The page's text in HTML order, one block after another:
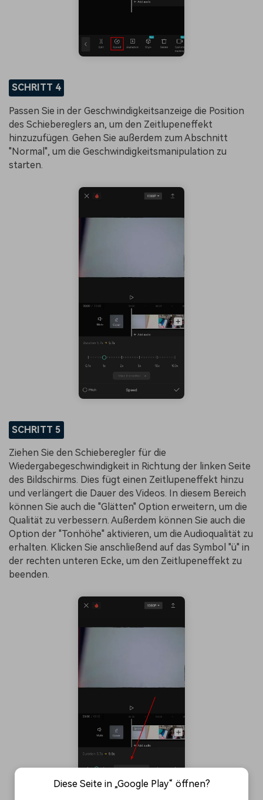
SCHRITT 4
Passen Sie in der Geschwindigkeitsanzeige die Position
des Schiebereglers an, um den Zeitlupeneffekt
hinzuzufügen. Gehen Sie außerdem zum Abschnitt
"Normal", um die Geschwindigkeitsmanipulation zu
starten.
SCHRITT 5
Ziehen Sie den Schieberegler für die
Wiedergabegeschwindigkeit in Richtung der linken Seite
des Bildschirms. Dies fügt einen Zeitlupeneffekt hinzu
und verlängert die Dauer des Videos. In diesem Bereich
können Sie auch die "Glätten" Option erweitern, um die
Qualität zu verbessern. Außerdem können Sie auch die
Option der "Tonhöhe" aktivieren, um die Audioqualität zu
erhalten. Klicken Sie anschließend auf das Symbol "ü" in
der rechten unteren Ecke, um den Zeitlupeneffekt zu
beenden.
Diese Seite in „Google Play“ öffnen?